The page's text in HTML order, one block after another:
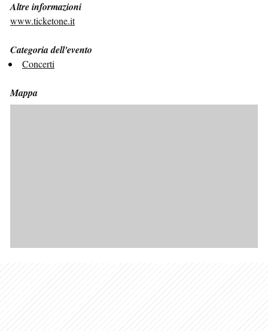
Altre informazioni
www.ticketone.it
Categoria dell'evento
Concerti
Mappa